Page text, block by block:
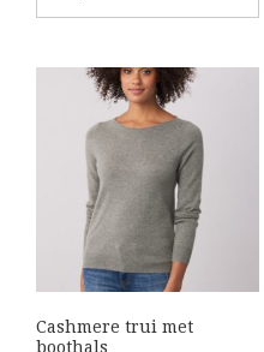
Cashmere trui met
boothals